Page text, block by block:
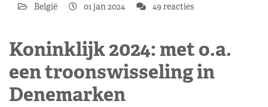
België 01 jan 2024 49 reacties
Koninklijk 2024: met o.a.
een troonswisseling in
Denemarken